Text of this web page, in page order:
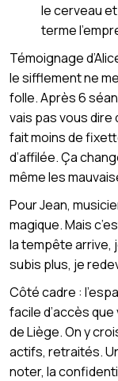
le cerveau
terme
Témoignage
le sifflement ne
folle. Après 6
vais pas vous dire
fait moins de
d’affilée. Ça
même les
Pour Jean,
magique. Mais
la tempête arrive,
subis plus, je
Côté cadre :
facile d’accès
de Liège. On y
actifs, retraités.
noter, la